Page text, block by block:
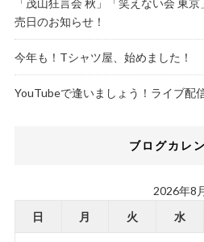
売日のお知らせ！
今年も！Tシャツ屋、始めました！
YouTubeで逢いましょう！ライブ配
ブログカレ
2026年8
日
月 火 水